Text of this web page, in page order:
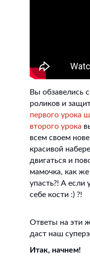
Вы обзавелись
роликов и
первого урока
второго урока
всем своем
красивой
двигаться и
мамочка, как
упасть?! А если
себе кости :) ?!
Ответы на эти
даст наш
Итак, начнем!